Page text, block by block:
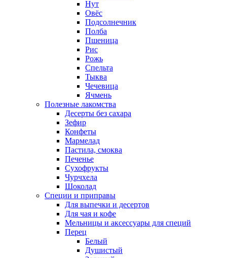
Нут
Овёс
Подсолнечник
Полба
Пшеница
Рис
Рожь
Спельта
Тыква
Чечевица
Ячмень
Полезные лакомства
Десерты без сахара
Зефир
Конфеты
Мармелад
Пастила, смоква
Печенье
Сухофрукты
Чурчхела
Шоколад
Специи и приправы
Для выпечки и десертов
Для чая и кофе
Мельницы и аксессуары для специй
Перец
Белый
Душистый